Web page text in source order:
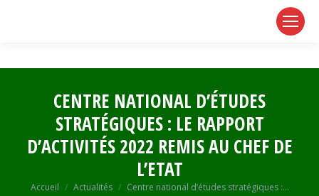
CENTRE NATIONAL D’ÉTUDES
STRATÉGIQUES : LE RAPPORT
D’ACTIVITÉS 2022 REMIS AU CHEF DE
L’ETAT
Vous êtes ici :
Accueil Actualités Centre national d’études stratégiques :…